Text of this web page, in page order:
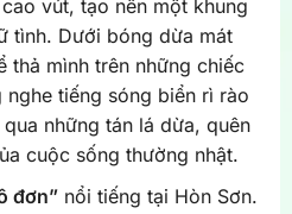
vút, tạo nên một khung
tình. Dưới bóng dừa mát
thả mình trên những chiếc
tiếng sóng biển rì rào
những tán lá dừa, quên
cuộc sống thường nhật.
đơn”nổi tiếng tại Hòn Sơn.